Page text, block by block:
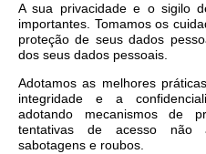
A sua privacidade e o sigilo
importantes. Tomamos os
proteção de seus dados
dos seus dados pessoais.
Adotamos as melhores
integridade e a
adotando mecanismos de
tentativas de acesso não
sabotagens e roubos.